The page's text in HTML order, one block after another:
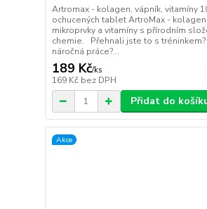
Artromax - kolagen, vápník, vitamíny
ochucených tablet ArtroMax -
mikroprvky a vitamíny s přírodním
chemie. Přehnali jste to s
náročná práce?...
189 Kč/ks
169 Kč bez DPH
Přidat do
Akce